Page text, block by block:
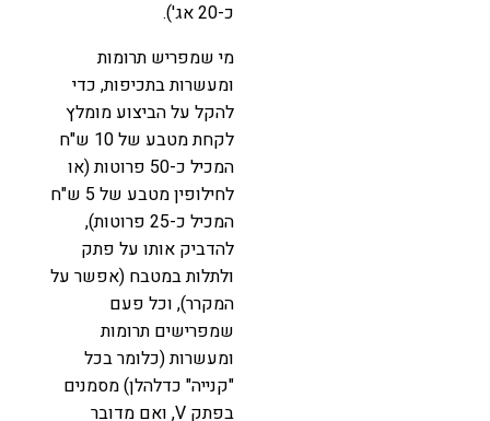
מי שמפריש תרומות
ומעשרות בתכיפות, כדי
להקל על הביצוע מומלץ
לקחת מטבע של 10 ש"ח
המכיל כ-50 פרוטות (או
לחילופין מטבע של 5 ש"ח
המכיל כ-25 פרוטות),
להדביק אותו על פתק
ולתלות במטבח (אפשר על
המקרר), וכל פעם
שמפרישים תרומות
ומעשרות (כלומר בכל
"קנייה" כדלהלן) מסמנים
בפתק V, ואם מדובר